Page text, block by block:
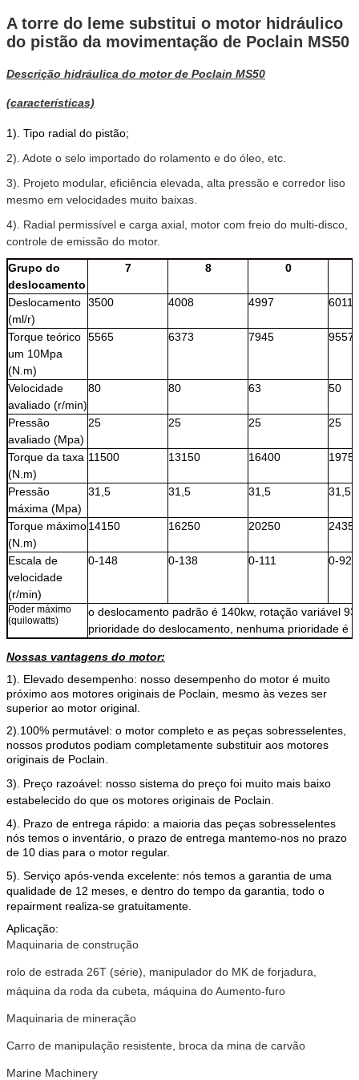
A torre do leme substitui o motor hidráulico
do pistão da movimentação de Poclain MS50
Descrição hidráulica do motor de Poclain MS50
(características)
1). Tipo radial do pistão;
2). Adote o selo importado do rolamento e do óleo, etc.
3). Projeto modular, eficiência elevada, alta pressão e corredor liso
mesmo em velocidades muito baixas.
4). Radial permissível e carga axial, motor com freio do multi-disco,
controle de emissão do motor.
Grupo do
deslocamento
7 8 0
Deslocamento
(ml/r)
3500 4008 4997 6011
Torque teórico
um 10Mpa
(N.m)
5565 6373 7945 9557
Velocidade
avaliado (r/min)
80 80 63 50
Pressão
avaliado (Mpa)
25 25 25 25
Torque da taxa
(N.m)
11500 13150 16400
Pressão
máxima (Mpa)
31,5 31,5 31,5 31,5
Torque máximo
(N.m)
14150 16250 20250
Escala de
velocidade
(r/min)
0-148 0-138 0-111 0-92
Poder máximo
(quilowatts)
o deslocamento padrão é 140kw, rotação variável
prioridade do deslocamento, nenhuma prioridade é
Nossas vantagens do motor:
1). Elevado desempenho: nosso desempenho do motor é muito
próximo aos motores originais de Poclain, mesmo às vezes ser
superior ao motor original.
2).100% permutável: o motor completo e as peças sobresselentes,
nossos produtos podiam completamente substituir aos motores
originais de Poclain.
3). Preço razoável: nosso sistema do preço foi muito mais baixo
estabelecido do que os motores originais de Poclain
4). Prazo de entrega rápido: a maioria das peças sobresselentes
nós temos o inventário, o prazo de entrega mantemo-nos no prazo
de 10 dias para o motor regular.
5). Serviço após-venda excelente: nós temos a garantia de uma
qualidade de 12 meses, e dentro do tempo da garantia, todo o
repairment realiza-se gratuitamente.
Aplicação:
Maquinaria de construção
rolo de estrada 26T (série), manipulador do MK de forjadura,
máquina da roda da cubeta, máquina do Aumento-furo
Maquinaria de mineração
Carro de manipulação resistente, broca da mina de carvão
Marine Machinery